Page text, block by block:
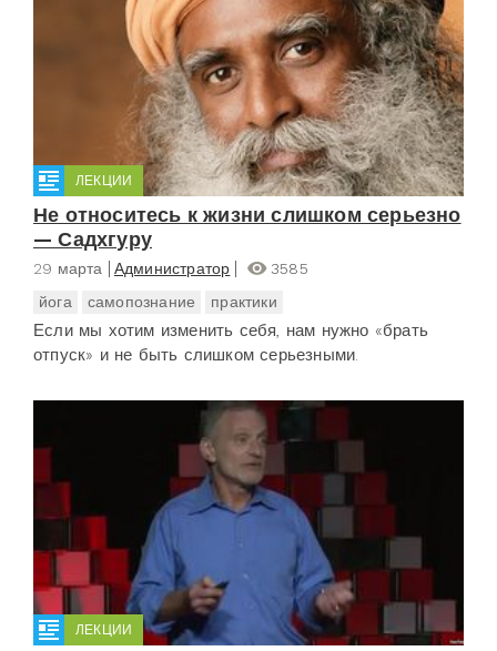
ЛЕКЦИИ
Не относитесь к жизни слишком серьезно
— Садхгуру
29 марта Администратор
3585
йога
самопознание практики
Если мы хотим изменить себя, нам нужно «брать
отпуск» и не быть слишком серьезными.
ЛЕКЦИИ